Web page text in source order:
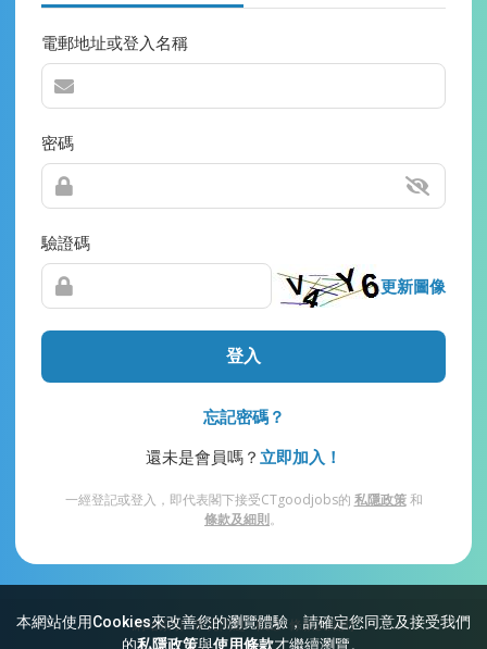
本網站使用Cookies來改善您的瀏覽體驗，請確定您同意及接受我們
的私隱政策與使用條款才繼續瀏覽。
電郵地址或登入名稱
密碼
驗證碼
更新圖像
登入
忘記密碼？
還未是會員嗎？ 立即加入！
一經登記或登入，即代表閣下接受CTgoodjobs的 私隱政策和
條款及細則。
網站索引 常見問題 私隱 條款及細則